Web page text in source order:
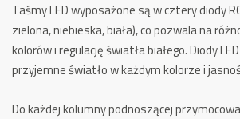
Taśmy LED wyposażone są w cztery diody
zielona, ​​niebieska, biała), co pozwala na
kolorów i regulację światła białego.Diody
przyjemne światło w każdym kolorze i
Do każdej kolumny podnoszącej